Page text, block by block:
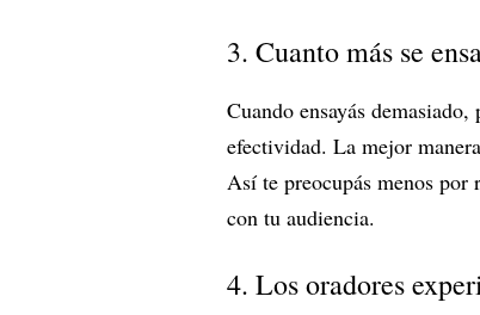
3. Cuanto más se
Cuando ensayás
efectividad. La mejor
Así te preocupás menos por
con tu audiencia.
4. Los oradores